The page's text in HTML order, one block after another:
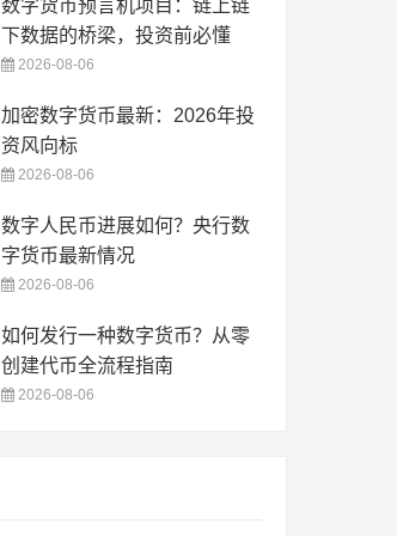
数字货币预言机项目：链上链
下数据的桥梁，投资前必懂
2026-08-06
加密数字货币最新：2026年投
资风向标
2026-08-06
数字人民币进展如何？央行数
字货币最新情况
2026-08-06
如何发行一种数字货币？从零
创建代币全流程指南
2026-08-06